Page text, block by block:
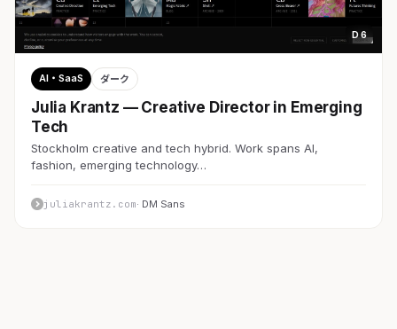
D 6
AI・SaaS ダーク
Julia Krantz — Creative Director in Emerging
Tech
Stockholm creative and tech hybrid. Work spans AI,
fashion, emerging technology…
juliakrantz.com· DM Sans